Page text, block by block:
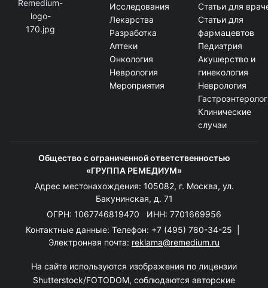
Исследования
Лекарства
Разработка
Аптеки
Онкология
Неврология
Мероприятия
Статьи для
Статьи для
фармацевтов
Педиатрия
Акушерство и
гинекология
Неврология
Клинические
случаи
Общество с ограниченной ответственностью
«ГРУППА РЕМЕДИУМ»
Адрес местонахождения: 105082, г. Москва, ул.
Бакунинская, д. 71
ОГРН: 1067746819470 ИНН: 7701669956
Контактные данные: Телефон: +7 (495) 780-34-25
Электронная почта: reklama@remedium.ru
На сайте используются изображения по лицензии
Shutterstock/FOTODOM, соблюдаются авторские